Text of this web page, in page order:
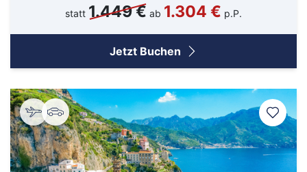
statt 1.449 € ab 1.304 € p.P.
Jetzt Buchen